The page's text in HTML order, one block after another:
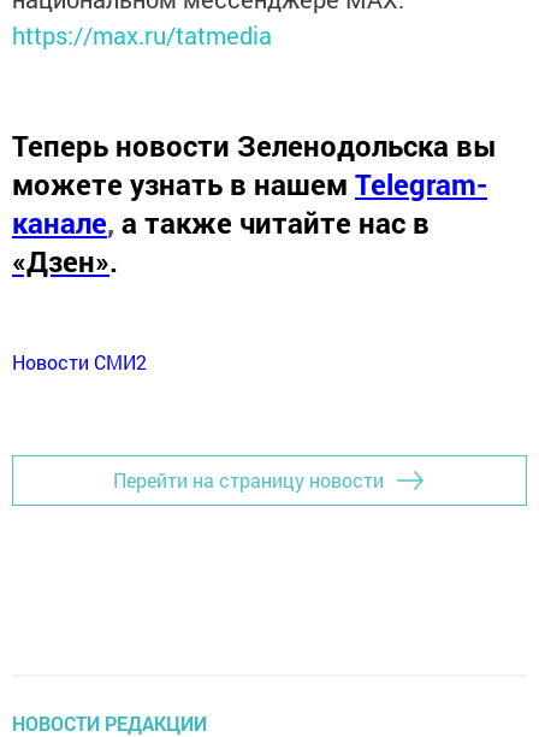
https://max.ru/tatmedia
Теперь новости Зеленодольска вы
можете узнать в нашем Telegram-
канале, а также читайте нас в
«Дзен».
Новости СМИ2
Перейти на страницу новости
НОВОСТИ РЕДАКЦИИ